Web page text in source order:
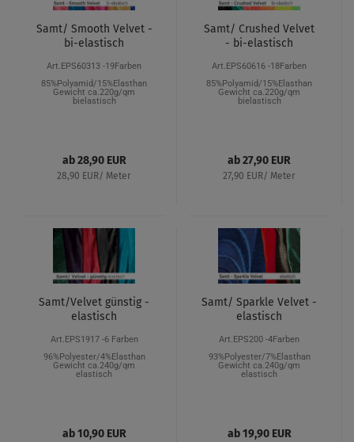
Samt/ Smooth Velvet -
bi-elastisch
Art.EPS60313 -19Farben
85%Polyamid/15%Elasthan
Gewicht ca.220g/qm
bielastisch
ab 28,90 EUR
28,90 EUR/ Meter
Samt/ Crushed Velvet
- bi-elastisch
Art.EPS60616 -18Farben
85%Polyamid/15%Elasthan
Gewicht ca.220g/qm
bielastisch
ab 27,90 EUR
27,90 EUR/ Meter
Samt/Velvet günstig -
elastisch
Art.EPS1917 -6 Farben
96%Polyester/4%Elasthan
Gewicht ca.240g/qm
elastisch
ab 10,90 EUR
Samt/ Sparkle Velvet -
elastisch
Art.EPS200 -4Farben
93%Polyester/7%Elasthan
Gewicht ca.240g/qm
elastisch
ab 19,90 EUR